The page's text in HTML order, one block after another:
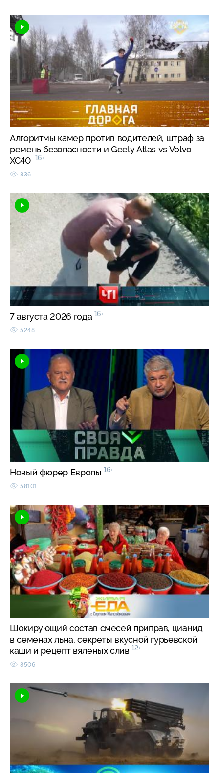
Алгоритмы камер против водителей, штраф за
ремень безопасности и Geely Atlas vs Volvo
XC40 16+
836
7 августа 2026 года 16+
5248
Новый фюрер Европы 16+
58101
Шокирующий состав смесей приправ, цианид
в семенах льна, секреты вкусной гурьевской
каши и рецепт вяленых слив 12+
8506